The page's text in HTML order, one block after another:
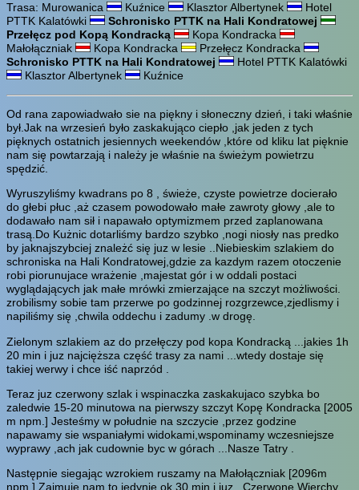
Trasa: Murowanica
Kuźnice Klasztor Albertynek
Hotel
PTTK Kalatówki
Schronisko PTTK na Hali Kondratowej
Przełęcz pod Kopą Kondracką
Kopa Kondracka
Małołączniak
Kopa Kondracka
Przełęcz Kondracka
Schronisko PTTK na Hali Kondratowej
Hotel PTTK Kalatówki
Klasztor Albertynek
Kuźnice
Od rana zapowiadwało sie na piękny i słoneczny dzień, i taki właśnie
był.Jak na wrzesień było zaskakująco ciepło ,jak jeden z tych
pięknych ostatnich jesiennych weekendów ,które od kliku lat pięknie
nam się powtarzają i należy je właśnie na świeżym powietrzu
spędzić.
Wyruszyliśmy kwadrans po 8 , świeże, czyste powietrze docierało
do głebi płuc ,aż czasem powodowało małe zawroty głowy ,ale to
dodawało nam sił i napawało optymizmem przed zaplanowana
trasą.Do Kużnic dotarliśmy bardzo szybko ,nogi niosły nas predko
by jaknajszybciej znależć się juz w lesie ..Niebieskim szlakiem do
schroniska na Hali Kondratowej,gdzie za kazdym razem otoczenie
robi piorunujace wrażenie ,majestat gór i w oddali postaci
wyglądających jak małe mrówki zmierzające na szczyt możliwości.
zrobilismy sobie tam przerwe po godzinnej rozgrzewce,zjedlismy i
napiliśmy się ,chwila oddechu i zadumy .w drogę.
Zielonym szlakiem az do przełęczy pod kopa Kondracką ...jakies 1h
20 min i juz najcięższa część trasy za nami ...wtedy dostaje się
takiej werwy i chce iść naprzód .
Teraz juz czerwony szlak i wspinaczka zaskakujaco szybka bo
zaledwie 15-20 minutowa na pierwszy szczyt Kopę Kondracka [2005
m npm.] Jesteśmy w południe na szczycie ,przez godzine
napawamy sie wspaniałymi widokami,wspominamy wczesniejsze
wyprawy ,ach jak cudownie byc w górach ...Nasze Tatry .
Następnie siegając wzrokiem ruszamy na Małołączniak [2096m
npm.] Zajmuje nam to jedynie ok 30 min i juz . Czerwone Wierchy